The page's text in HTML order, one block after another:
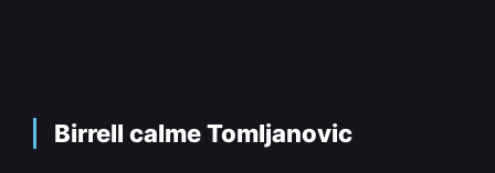
Birrell calme Tomljanovic